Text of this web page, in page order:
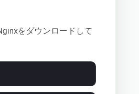
をダウンロードして